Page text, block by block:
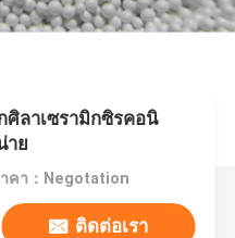
ศิลาเซรามิกซิรคอนิ
าย
คา：Negotation
ติดต่อเรา